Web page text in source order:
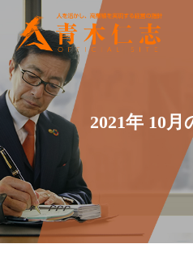
2021年 10月